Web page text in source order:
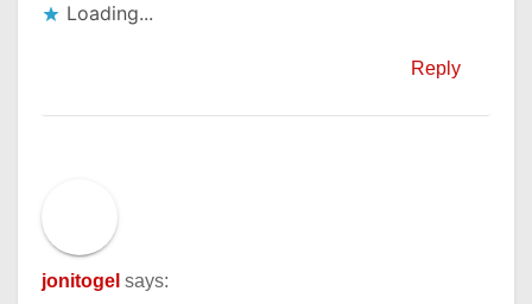
Loading...
Reply
jonitogel says: